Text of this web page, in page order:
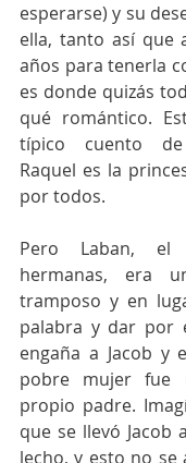
esperarse) y su
ella, tanto así que
años para tenerla
es donde quizás
qué romántico.
típico cuento
Raquel es la
por todos.
Pero Laban,
hermanas, era
tramposo y en
palabra y dar por
engaña a Jacob y
pobre mujer fue
propio padre.
que se llevó Jacob
lecho, y esto no se